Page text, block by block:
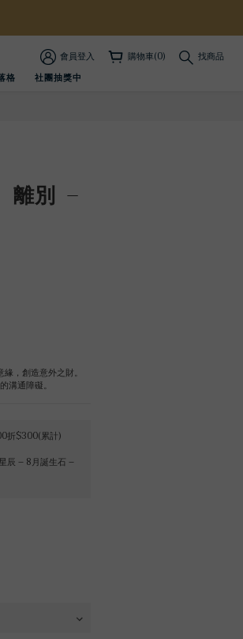
會員登入 購物車(0)
找商品
格 社團抽獎中
離別 –
，創造意外之財。
溝通障礙。
折$300(累計)
辰 – 8月誕生石 –